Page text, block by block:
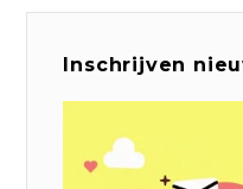
Inschrijven